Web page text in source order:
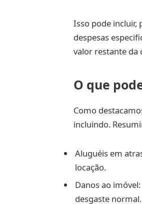
Isso pode incluir,
despesas
valor restante da
O que
Como
incluindo.
Aluguéis em
locação.
Danos ao
desgaste normal.